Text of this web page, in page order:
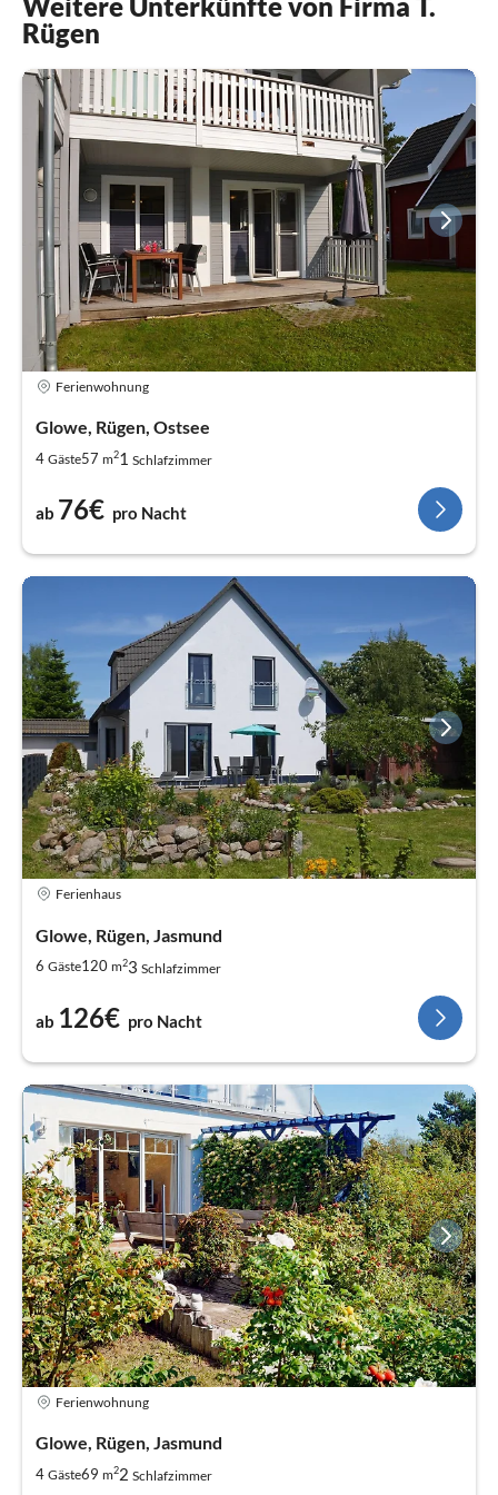
Rügen
Ferienwohnung
Glowe, Rügen, Ostsee
4 Gäste57 m21 Schlafzimmer
ab 76€ pro Nacht
Ferienhaus
Glowe, Rügen, Jasmund
6 Gäste120 m23 Schlafzimmer
ab 126€ pro Nacht
Ferienwohnung
Glowe, Rügen, Jasmund
4 Gäste69 m22 Schlafzimmer